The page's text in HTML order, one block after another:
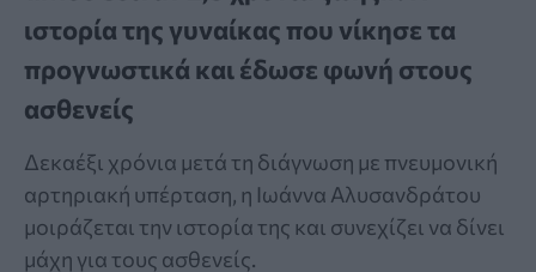
ιστορία της γυναίκας που νίκησε τα
προγνωστικά και έδωσε φωνή στους
ασθενείς
Δεκαέξι χρόνια μετά τη διάγνωση με πνευμονική
αρτηριακή υπέρταση, η Ιωάννα Αλυσανδράτου
μοιράζεται την ιστορία της και συνεχίζει να δίνει
μάχη για τους ασθενείς.